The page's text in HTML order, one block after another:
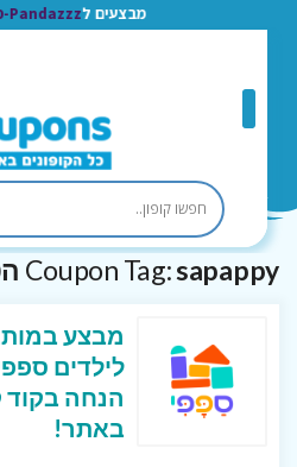
מבצעים ל Pandazzz-פנדזז
Coupon Tag:sapappy הטבות
מבצע
הנחה בקוד
באתר!